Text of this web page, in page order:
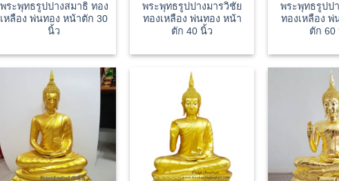
พระพุทธรูปปางสมาธิ ทอง
เหลือง พ่นทอง หน้าตัก 30
นิ้ว
พระพุทธรูปปางมารวิชัย
ทองเหลือง พ่นทอง หน้า
ตัก 40 นิ้ว
พระพุทธรูปป
ทองเหลือง พ่
ตัก 60